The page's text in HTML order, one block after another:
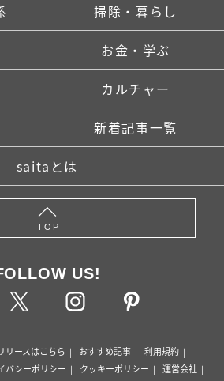
掃除・暮らし
お金・学ぶ
カルチャー
新着記事一覧
saitaとは
TOP
US!
リースはこちら おすすめ記事
利用規約
バシーポリシー クッキーポリシー
運営会社